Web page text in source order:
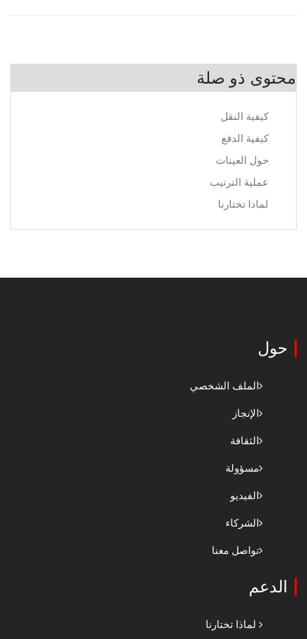
محتوى ذو صلة
كيفية النقل
كيفية الدفع
حول العينات
عملية الترتيب
لماذا تختارنا
حول
الملف الشخصي
الإنجاز
الثقافة
مسؤولة
الفيديو
الشركاء
تواصل معنا
الدعم
لماذا تختارنا